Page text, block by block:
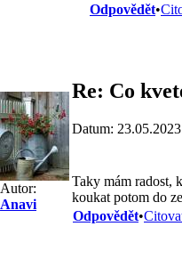
Odpovědět•
Autor:
Anavi
Re: Co
Datum:
Taky mám radost,
koukat potom do
Odpovědět•